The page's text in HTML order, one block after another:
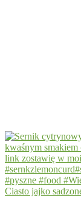
Ciasto jajko